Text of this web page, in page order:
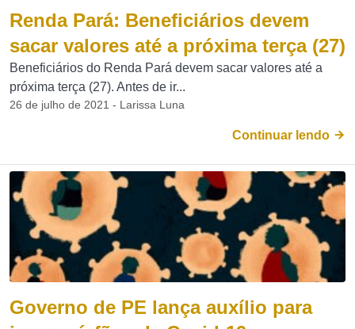
Renda Pará: Beneficiários devem
sacar valores até a próxima terça (27)
Beneficiários do Renda Pará devem sacar valores até a
próxima terça (27). Antes de ir...
26 de julho de 2021 - Larissa Luna
Continuar lendo
Governo de PE lança auxílio para